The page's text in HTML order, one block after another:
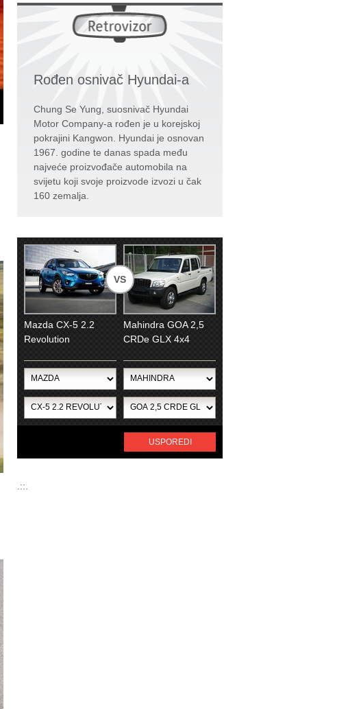
Rođen osnivač Hyundai-a
Chung Se Yung, suosnivač Hyundai
Motor Company-a rođen je u korejskoj
pokrajini Kangwon. Hyundai je osnovan
1967. godine te danas spada među
najveće proizvođače automobila na
svijetu koji svoje proizvode izvozi u čak
160 zemalja.
VS
Mazda CX-5 2.2
Revolution
Mahindra GOA 2,5
CRDe GLX 4x4
USPOREDI
.::.